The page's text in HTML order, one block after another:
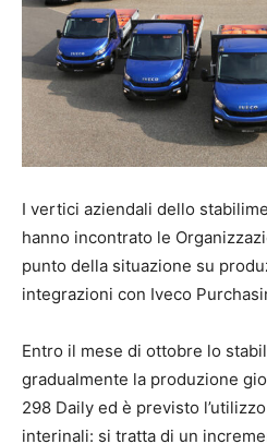
I vertici aziendali dello
hanno incontrato le
punto della situazione su
integrazioni con Iveco
Entro il mese di ottobre lo
gradualmente la produzione
298 Daily ed è previsto
interinali: si tratta di un